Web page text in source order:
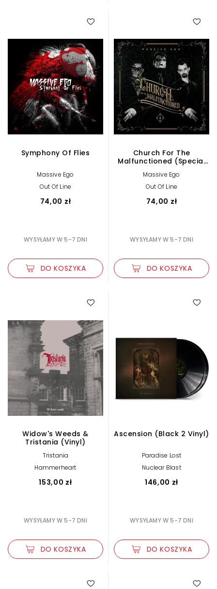
Symphony Of Flies
Massive Ego
Out Of Line
74,00 zł
WYSYŁAMY W 5-7 DNI
DO KOSZYKA
Church For The
Malfunctioned (Special
Massive Ego
Out Of Line
74,00 zł
WYSYŁAMY W 5-7 DNI
DO KOSZYKA
Widow's Weeds &
Tristania (Vinyl)
Tristania
Hammerheart
153,00 zł
WYSYŁAMY W 5-7 DNI
DO KOSZYKA
Ascension (Black 2 Vinyl)
Paradise Lost
Nuclear Blast
146,00 zł
WYSYŁAMY W 5-7 DNI
DO KOSZYKA